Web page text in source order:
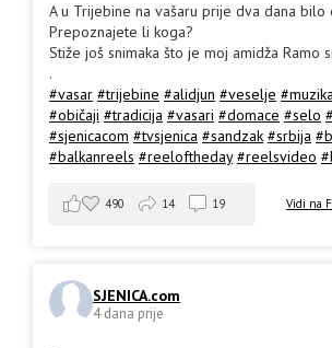
A u Trijebine na vašaru prije dva dana bilo
Prepoznajete li koga?
Stiže još snimaka što je moj amidža Ramo
.
#vasar #trijebine #alidjun #veselje #muzika
#običaji #tradicija #vasari #domace #selo
#sjenicacom #tvsjenica #sandzak #srbija
#balkanreels #reeloftheday #reelsvideo
Vidi na
490 14 19
SJENICA.com
4 dana prije